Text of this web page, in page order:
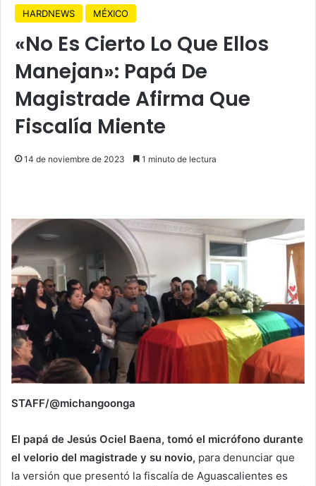
HARDNEWS MÉXICO
«No Es Cierto Lo Que Ellos
Manejan»: Papá De
Magistrade Afirma Que
Fiscalía Miente
14 de noviembre de 2023 1 minuto de lectura
STAFF/@michangoonga
El papá de Jesús Ociel Baena, tomó el micrófono durante
el velorio del magistrade y su novio, para denunciar que
la versión que presentó la fiscalía de Aguascalientes es